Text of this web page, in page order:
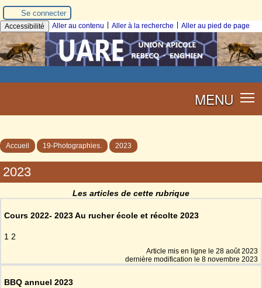
Se connecter
Accessibilité Aller au contenu Aller à la recherche Aller au pied de page
MENU
Accueil 19-Photographies. 2023
2023
Les articles de cette rubrique
Cours 2022- 2023 Au rucher école et récolte 2023
1 2
Article mis en ligne le 28 août 2023
dernière modification le 8 novembre 2023
BBQ annuel 2023